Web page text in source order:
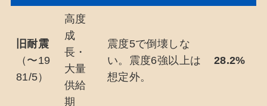
旧耐震
（〜19
81/5）
高度
成
長・
大量
供給
期
震度5で倒壊しな
い。震度6強以上は
想定外。
28.2%